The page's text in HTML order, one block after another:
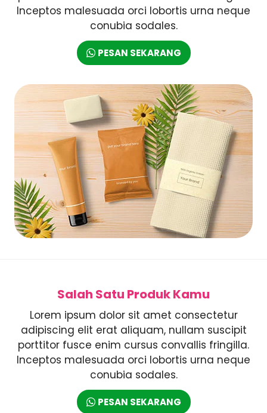
Inceptos malesuada orci lobortis urna neque
conubia sodales.
PESAN SEKARANG
Salah Satu Produk Kamu
Lorem ipsum dolor sit amet consectetur
adipiscing elit erat aliquam, nullam suscipit
porttitor fusce enim cursus convallis fringilla.
Inceptos malesuada orci lobortis urna neque
conubia sodales.
PESAN SEKARANG